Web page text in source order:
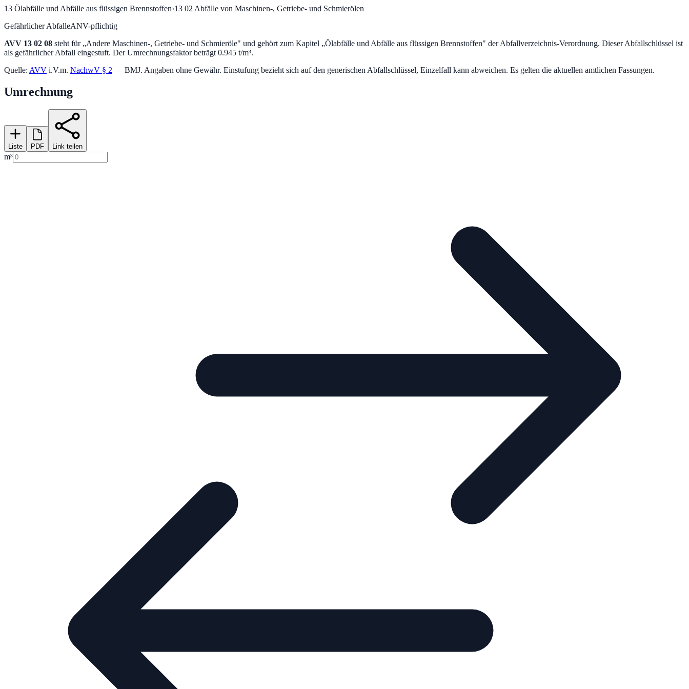
13 Ölabfälle und Abfälle aus flüssigen Brennstoffen›13 02 Abfälle von Maschinen-, Getriebe- und Schmierölen
Gefährlicher AbfalleANV-pflichtig
AVV 13 02 08 steht für „Andere Maschinen-, Getriebe- und Schmieröle" und gehört zum Kapitel „Ölabfälle und Abfälle aus flüssigen Brennstoffen" der Abfallverzeichnis-Verordnung. Dieser Abfallschlüssel ist
als gefährlicher Abfall eingestuft. Der Umrechnungsfaktor beträgt 0.945 t/m³.
Quelle: AVV i.V.m. NachwV § 2 — BMJ. Angaben ohne Gewähr. Einstufung bezieht sich auf den generischen Abfallschlüssel, Einzelfall kann abweichen. Es gelten die aktuellen amtlichen Fassungen.
Umrechnung
Liste PDF Link teilen
m³